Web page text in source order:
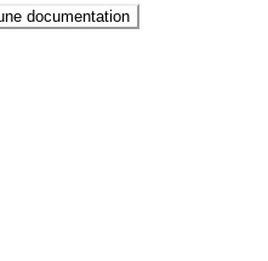
documentation